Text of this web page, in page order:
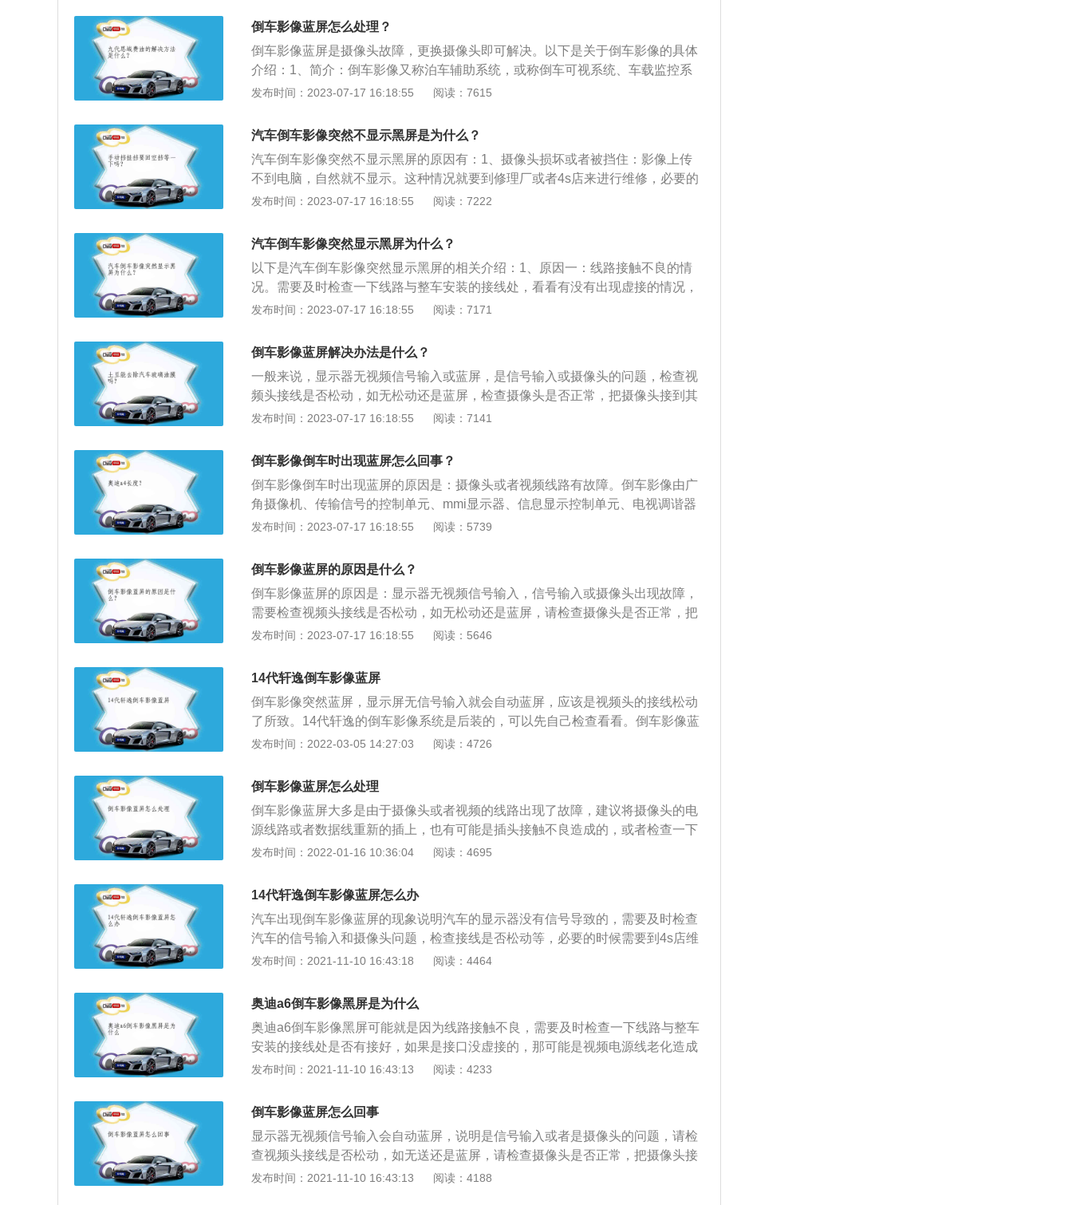
确，而且也很不安全。新手司机上路之后，一定要勤看左右两侧后视镜，从而了
解车辆周围的情况。2、保持适当车速：很多新手司机开车上路，总感觉自己技
术不好，于是就开得特别慢，以为这样就会安全一点。实际上开车上路过快或者
过慢都很不安全，保持适当的车速才是关键。3、倒车只看倒车影像：现在的车
子高科技设备有很多，比方说倒车影像就是一个很好的配置。但是倒车的时候千
为倒车影像也有盲区，看车头是为了避免顾腚不顾头的情况发生。
倒车影像蓝屏怎么处理？
倒车影像蓝屏是摄像头故障，更换摄像头即可解决。以下是关于倒车影像的具体
介绍：1、简介：倒车影像又称泊车辅助系统，或称倒车可视系统、车载监控系
统等。该系统广泛应用于各类大、中、小车辆倒车或行车安全辅助领域。2、作
实用的配置之一，当挂倒车挡时，该系统会自动接通位于车尾的高清倒车摄像
头，将车后状况清晰的显示于倒车液晶显示屏上。
发布时间：2023-07-17 16:18:55 阅读：7615
汽车倒车影像突然不显示黑屏是为什么？
汽车倒车影像突然不显示黑屏的原因有：1、摄像头损坏或者被挡住：影像上传
不到电脑，自然就不显示。这种情况就要到修理厂或者4s店来进行维修，必要的
时候可以更换新的摄像头。如果仅仅是有异物将摄像头挡住，拿开就好。2、显
这种情况要到修理厂或者4s店进行检查和维修。3、电线接触不良：摄像头映射
的画面传送不到主机。这种情况需要拆卸中控面板进行检查。4、电瓶亏电：汽
车的多媒体系统无法使用，倒车影像也就不显示。这种情况重新充电或者更换电
瓶即可。
发布时间：2023-07-17 16:18:55 阅读：7222
汽车倒车影像突然显示黑屏为什么？
以下是汽车倒车影像突然显示黑屏的相关介绍：1、原因一：线路接触不良的情
况。需要及时检查一下线路与整车安装的接线处，看看有没有出现虚接的情况，
如果有的话只要将其连接完好即可。2、原因二：视频电源线出现老化的情况。
导致芯片感光效果不好，甚至乎还会出现很多雪花的现象。
发布时间：2023-07-17 16:18:55 阅读：7171
倒车影像蓝屏解决办法是什么？
一般来说，显示器无视频信号输入或蓝屏，是信号输入或摄像头的问题，检查视
频头接线是否松动，如无松动还是蓝屏，检查摄像头是否正常，把摄像头接到其
他显示器看是否有画面，如果还是没有建议将摄像头的电源线和数据线重插，有
通过红外线也能看得一清二楚。专业车载探头防磁、防震、防水、防尘性能有进
一步提升。车载显示器采用TFT真彩，经过防磁处理无信号干扰、无频闪。同时
可接收两个视频，能够播放VCD，DVD，不用解码器。同时具有倒车可视自动水
平转换，自动开关功能。仪表台、内视镜式显示器通过车后的车载摄像头可将后
面的信息清晰显示出来。也可同时安装两个倒车后视摄像头，达到倒车时无盲
载显示器添加。当然360度全景可视系统弥补了国内只能通过雷达或者单一的后
视摄像头提供的影像。全景可视系统可以有四路视频输出，即前、后、左、右。
将摄像头安装在车前，车尾以及后视镜的下面。其由遥控控制，能自动地切换画
行车安全。
发布时间：2023-07-17 16:18:55 阅读：7141
倒车影像倒车时出现蓝屏怎么回事？
倒车影像倒车时出现蓝屏的原因是：摄像头或者视频线路有故障。倒车影像由广
角摄像机、传输信号的控制单元、mmi显示器、信息显示控制单元、电视调谐器
和can数据调和总线组成，其功能是驾驶员倒车时在显示器上能看到车后情况，
所示位置距离2m，可掉头或继续倒车；2、倒车影像中的黄线，代表车位据黄线
所示位置为0.7到1m，需注意减速；3、当倒车影像中的红线即将解除路障时必须
停车，此时红线代表的位置距车尾仅为30cm。
发布时间：2023-07-17 16:18:55 阅读：5739
倒车影像蓝屏的原因是什么？
倒车影像蓝屏的原因是：显示器无视频信号输入，信号输入或摄像头出现故障，
需要检查视频头接线是否松动，如无松动还是蓝屏，请检查摄像头是否正常，把
摄像头接到其他显示器看是否有画面，如果还是没有建议将摄像头的电源线和数
视系统、车载监控系统等，该系统广泛应用于各类大、中、小车辆倒车或行车安
全铺助领域。
发布时间：2023-07-17 16:18:55 阅读：5646
14代轩逸倒车影像蓝屏
倒车影像突然蓝屏，显示屏无信号输入就会自动蓝屏，应该是视频头的接线松动
了所致。14代轩逸的倒车影像系统是后装的，可以先自己检查看看。倒车影像蓝
屏而不是黑屏，说明中控屏工作正常、倒车信号也正常。只是视频信号没有传输
摄像头拆卸下来接到其他显示器看是否有画面。如果还是没有，拆开摄像头的电
源线和数据线看看，有可能是接触不良导致的！如果线材确认正常则怀疑摄像头
损坏，更换摄像头即可。
发布时间：2022-03-05 14:27:03 阅读：4726
倒车影像蓝屏怎么处理
倒车影像蓝屏大多是由于摄像头或者视频的线路出现了故障，建议将摄像头的电
源线路或者数据线重新的插上，也有可能是插头接触不良造成的，或者检查一下
视频头接线是否松动。倒车影像就是很直观的将车子周围的地形地貌以及其他的
安全，避免掉进坑里，不过倒车影像比较贵一点，成本就比较高些，通常都是中
高配置的车型才会有原厂配置的倒车影像。如果汽车在倒挡的时候屏幕是可以切
换到“蓝屏”的状态，那就说明中控屏工作正常，倒车激活信号也是正常的，也就
是说蓝屏只是因为视频信号或许没有传输到屏幕而已。一般常见的检查方法就
是：检查倒车雷达线路和整辆车的安装接线处是否连接好，接触不良会导致蓝屏
作电压是否正常。
发布时间：2022-01-16 10:36:04 阅读：4695
14代轩逸倒车影像蓝屏怎么办
汽车出现倒车影像蓝屏的现象说明汽车的显示器没有信号导致的，需要及时检查
汽车的信号输入和摄像头问题，检查接线是否松动等，必要的时候需要到4s店维
修。倒车影像就是汽车的泊车辅助系统，也可以称为倒车可视系统，广泛应用于
车系统通过发展，现在推出了360倒车影像，具有更加出色的摄影效果，没有死
角，使汽车的倒车可以更有保障，受到广大车主的喜爱。
发布时间：2021-11-10 16:43:18 阅读：4464
奥迪a6倒车影像黑屏是为什么
奥迪a6倒车影像黑屏可能就是因为线路接触不良，需要及时检查一下线路与整车
安装的接线处是否有接好，如果是接口没虚接的，那可能是视频电源线老化造成
的。汽车倒车影像是一种汽车的系统，在倒车后视系统直观、清晰，能让驾驶员
外线广角摄像装置安装在车后，通过车内的显示屏，清晰可见车后的障碍物。即
使在晚上通过红外线也能看得一清二楚。仪表台、内视镜式显示器通过车后的车
载摄像头可将后面的信息清晰显示。倒车影像广泛用于各种车辆，系统宽电压11-
32V输入，最多可驳接4路摄像头信号，倒车优先，任何状态下，倒车时自动切换
倒车画面，倒车完毕恢复原状态，实现倒车自动唤醒功能，摄像头采用铝合金外
发布时间：2021-11-10 16:43:13 阅读：4233
倒车影像蓝屏怎么回事
显示器无视频信号输入会自动蓝屏，说明是信号输入或者是摄像头的问题，请检
查视频头接线是否松动，如无送还是蓝屏，请检查摄像头是否正常，把摄像头接
到其他显示器看是否有画面，建议将摄像头的电源线和数据线重插，有可能是接
发布时间：2021-11-10 16:43:13 阅读：4188